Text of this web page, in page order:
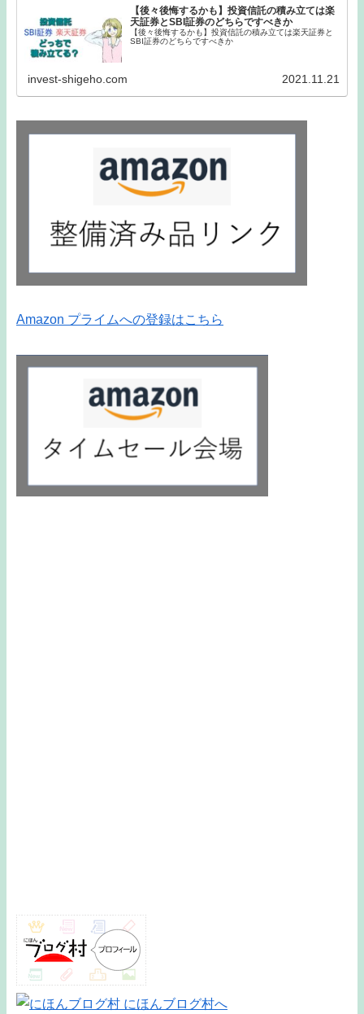
【後々後悔するかも】投資信託の積み立ては楽
天証券とSBI証券のどちらですべきか
【後々後悔するかも】投資信託の積み立ては楽天証券と
SBI証券のどちらですべきか
invest-shigeho.com 2021.11.21
Amazon プライムへの登録はこちら